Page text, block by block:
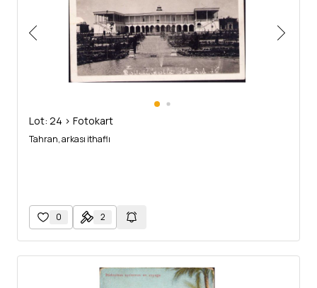
Lot: 24 > Fotokart
Tahran, arkası ithaflı
0 2